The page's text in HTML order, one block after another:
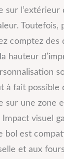
sur
Toutefois,
comptez des
hauteur
à fait possible
sur une zone
Impact visuel
bol est
et aux